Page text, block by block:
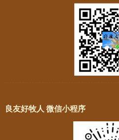
良友好牧人 微信小程序